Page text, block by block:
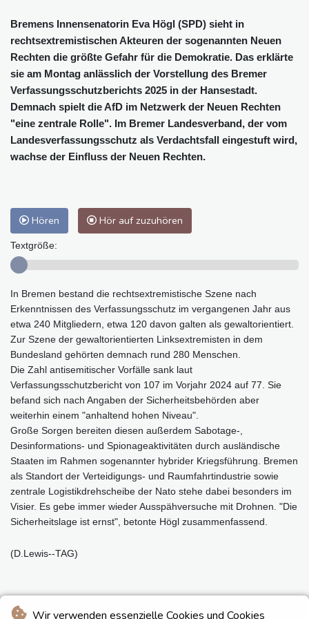
Wir verwenden essenzielle Cookies und Cookies
Bremens Innensenatorin Eva Högl (SPD) sieht in
rechtsextremistischen Akteuren der sogenannten Neuen
Rechten die größte Gefahr für die Demokratie. Das erklärte
sie am Montag anlässlich der Vorstellung des Bremer
Verfassungsschutzberichts 2025 in der Hansestadt.
Demnach spielt die AfD im Netzwerk der Neuen Rechten
"eine zentrale Rolle". Im Bremer Landesverband, der vom
Landesverfassungsschutz als Verdachtsfall eingestuft wird,
wachse der Einfluss der Neuen Rechten.
Hören Hör auf zuzuhören
Textgröße:
In Bremen bestand die rechtsextremistische Szene nach
Erkenntnissen des Verfassungsschutz im vergangenen Jahr aus
etwa 240 Mitgliedern, etwa 120 davon galten als gewaltorientiert.
Zur Szene der gewaltorientierten Linksextremisten in dem
Bundesland gehörten demnach rund 280 Menschen.
Die Zahl antisemitischer Vorfälle sank laut
Verfassungsschutzbericht von 107 im Vorjahr 2024 auf 77. Sie
befand sich nach Angaben der Sicherheitsbehörden aber
weiterhin einem "anhaltend hohen Niveau".
Große Sorgen bereiten diesen außerdem Sabotage-,
Desinformations- und Spionageaktivitäten durch ausländische
Staaten im Rahmen sogenannter hybrider Kriegsführung. Bremen
als Standort der Verteidigungs- und Raumfahrtindustrie sowie
zentrale Logistikdrehscheibe der Nato stehe dabei besonders im
Visier. Es gebe immer wieder Ausspähversuche mit Drohnen. "Die
Sicherheitslage ist ernst", betonte Högl zusammenfassend.
(D.Lewis--TAG)